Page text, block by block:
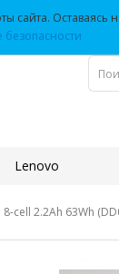
Lenovo
cell 2.2Ah 63Wh
сайта. Оставаясь
безопасности